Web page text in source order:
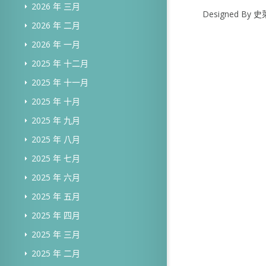
2026 年 三月
2026 年 二月
2026 年 一月
2025 年 十二月
2025 年 十一月
2025 年 十月
2025 年 九月
2025 年 八月
2025 年 七月
2025 年 六月
2025 年 五月
2025 年 四月
2025 年 三月
2025 年 二月
Designed By 史